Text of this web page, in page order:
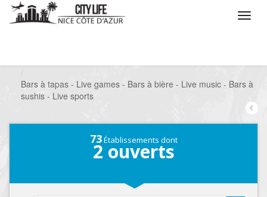
Bars à tapas - Live games - Bars à bière - Live music - Bars à
sushis - Live sports
73Établissements dont
2 ouverts